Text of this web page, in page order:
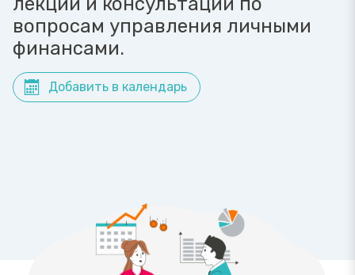
вопросам управления личными
финансами.
Добавить в календарь